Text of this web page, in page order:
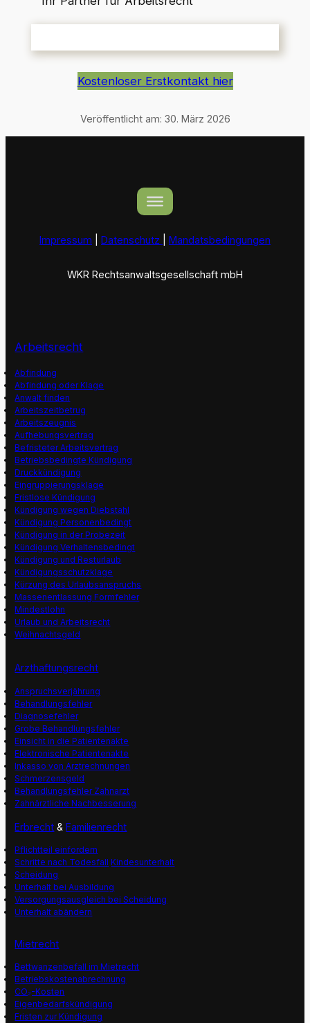
Kostenloser Erstkontakt hier
Veröffentlicht am: 30. März 2026
Impressum Datenschutz Mandatsbedingungen
WKR Rechtsanwaltsgesellschaft mbH
Arbeitsrecht
Abfindung
Abfindung oder Klage
Anwalt finden
Arbeitszeitbetrug
Arbeitszeugnis
Aufhebungsvertrag
Befristeter Arbeitsvertrag
Betriebsbedingte Kündigung
Druckkündigung
Eingruppierungsklage
Fristlose Kündigung
Kündigung wegen Diebstahl
Kündigung Personenbedingt
Kündigung in der Probezeit
Kündigung Verhaltensbedingt
Kündigung und Resturlaub
Kündigungsschutzklage
Kürzung des Urlaubsanspruchs
Massenentlassung Formfehler
Mindestlohn
Urlaub und Arbeitsrecht
Weihnachtsgeld
Arzthaftungsrecht
Anspruchsverjährung
Behandlungsfehler
Diagnosefehler
Grobe Behandlungsfehler
Einsicht in die Patientenakte
Elektronische Patientenakte
Inkasso von Arztrechnungen
Schmerzensgeld
Behandlungsfehler Zahnarzt
Zahnärztliche Nachbesserung
Erbrecht &Familienrecht
Pflichtteil einfordern
Schritte nach Todesfall Kindesunterhalt
Scheidung
Unterhalt bei Ausbildung
Versorgungsausgleich bei Scheidung
Unterhalt abändern
Mietrecht
Bettwanzenbefall im Mietrecht
Betriebskostenabrechnung
CO₂-Kosten
Eigenbedarfskündigung
Fristen zur Kündigung